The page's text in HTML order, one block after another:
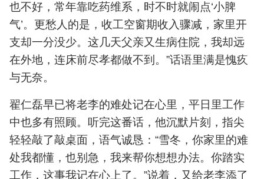
也不好，常年靠吃药维系，时不时就闹点‘小脾
气’。更愁人的是，收工空窗期收入骤减，家里开
支却一分没少。这几天父亲又生病住院，我却远
在外地，连床前尽孝都做不到。”话语里满是愧疚
与无奈。
翟仁磊早已将老李的难处记在心里，平日里工作
中也多有照顾。听完这番话，他沉默片刻，指尖
轻轻敲了敲桌面，语气诚恳：“雪冬，你家里的难
处我都懂，也别急，我来帮你想想办法。你踏实
工作，这事我记在心上了。”说着，又给老李添了